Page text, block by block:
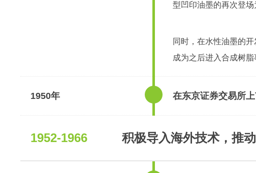
型凹印油墨的再次登场
同时，在水性油墨的
成为之后进入合成树脂
1950年 在东京证券交易所
1952-1966 积极导入海外技术，推